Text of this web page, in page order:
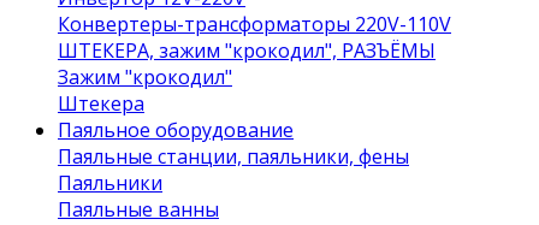
Конвертеры-трансформаторы 220V-110V
ШТЕКЕРА, зажим "крокодил", РАЗЪЁМЫ
Зажим "крокодил"
Штекера
Паяльное оборудование
Паяльные станции, паяльники, фены
Паяльники
Паяльные ванны